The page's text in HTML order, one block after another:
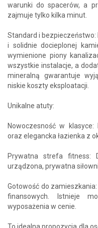
warunki do spacerów, a
zajmuje tylko kilka minut.
Standard i bezpieczeństwo:
i solidnie docieplonej
wymienione piony
wszystkie instalacje, a
mineralną gwarantuje
niskie koszty eksploatacji.
Unikalne atuty:
Nowoczesność w klasyce:
oraz elegancka łazienka z
Prywatna strefa fitness:
urządzona, prywatna
Gotowość do
finansowych. Istnieje
wyposażenia w cenie.
To idealna propozycja dla